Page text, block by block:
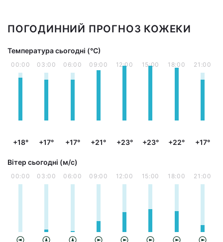
ПОГОДИННИЙ ПРОГНОЗ КОЖЕКИ
Температура сьогодні (°С)
00:00
+18°
03:00
+17°
06:00
+17°
09:00
+21°
12:00
+23°
15:00
+23°
18:00
+22°
21:00
+17°
Вітер сьогодні (м/с)
00:00 03:00 06:00 09:00 12:00 15:00 18:00 21:00